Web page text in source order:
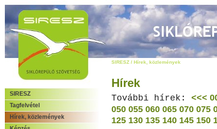
SIRESZ
Tagfelvétel
Hírek, közlemények
SIRESZ / Hírek, közlemények
Hírek
További hírek: <<<
050 055 060 065 070 075
125 130 135 140 145 150